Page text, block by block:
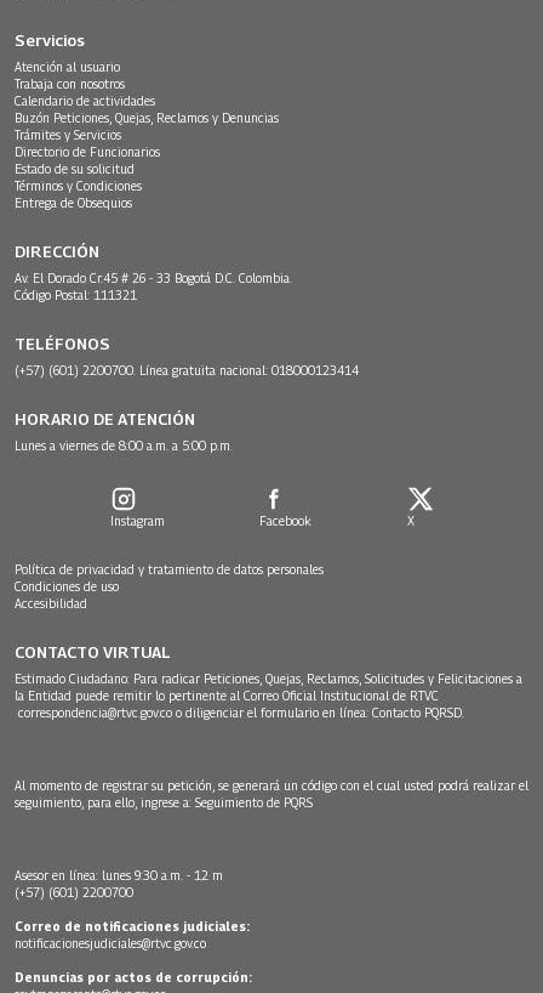
Servicios
Atención al usuario
Trabaja con nosotros
Calendario de actividades
Buzón Peticiones, Quejas, Reclamos y Denuncias
Trámites y Servicios
Directorio de Funcionarios
Estado de su solicitud
Términos y Condiciones
Entrega de Obsequios
DIRECCIÓN
Av. El Dorado Cr.45 # 26 - 33 Bogotá D.C. Colombia.
Código Postal: 111321
TELÉFONOS
(+57) (601) 2200700. Línea gratuita nacional: 018000123414
HORARIO DE ATENCIÓN
Lunes a viernes de 8:00 a.m. a 5:00 p.m.
Instagram Facebook X
Política de privacidad y tratamiento de datos personales
Condiciones de uso
Accesibilidad
CONTACTO VIRTUAL
Estimado Ciudadano: Para radicar Peticiones, Quejas, Reclamos, Solicitudes y Felicitaciones a
la Entidad puede remitir lo pertinente al Correo Oficial Institucional de RTVC
correspondencia@rtvc.gov.co o diligenciar el formulario en línea: Contacto PQRSD.
Al momento de registrar su petición, se generará un código con el cual usted podrá realizar el
seguimiento, para ello, ingrese a: Seguimiento de PQRS
Asesor en línea: lunes 9:30 a.m. - 12 m
(+57) (601) 2200700
Correo de notificaciones judiciales:
notificacionesjudiciales@rtvc.gov.co
Denuncias por actos de corrupción: